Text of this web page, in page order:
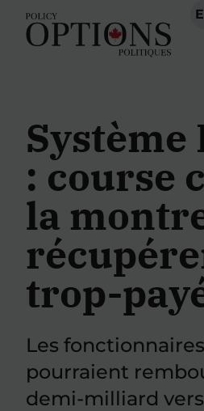
Système
: course
la
trop-
Les
pourraient
demi-milliard